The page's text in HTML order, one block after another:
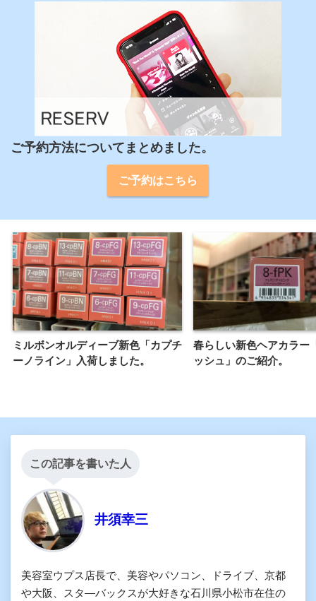
ご予約方法についてまとめました。
ご予約はこちら
ミルボンオルディーブ新色「カプチ
ーノライン」入荷しました。
春らしい新色ヘアカラー
ッシュ」のご紹介。
この記事を書いた人
井須幸三
美容室ウプス店長で、美容やパソコン、ドライブ、京都
や大阪、スタ―バックスが大好きな石川県小松市在住の